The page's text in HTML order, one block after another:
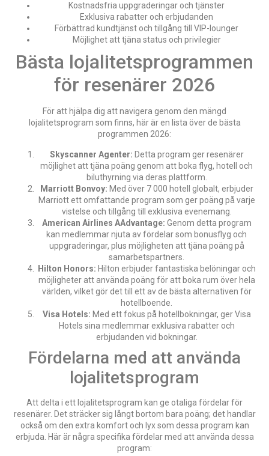
Kostnadsfria uppgraderingar och tjänster
Exklusiva rabatter och erbjudanden
Förbättrad kundtjänst och tillgång till VIP-lounger
Möjlighet att tjäna status och privilegier
Bästa lojalitetsprogrammen
för resenärer 2026
För att hjälpa dig att navigera genom den mängd
lojalitetsprogram som finns, här är en lista över de bästa
programmen 2026:
Skyscanner Agenter: Detta program ger resenärer
möjlighet att tjäna poäng genom att boka flyg, hotell och
biluthyrning via deras plattform.
Marriott Bonvoy: Med över 7 000 hotell globalt, erbjuder
Marriott ett omfattande program som ger poäng på varje
vistelse och tillgång till exklusiva evenemang.
American Airlines AAdvantage: Genom detta program
kan medlemmar njuta av fördelar som bonusflyg och
uppgraderingar, plus möjligheten att tjäna poäng på
samarbetspartners.
Hilton Honors: Hilton erbjuder fantastiska belöningar och
möjligheter att använda poäng för att boka rum över hela
världen, vilket gör det till ett av de bästa alternativen för
hotellboende.
Visa Hotels: Med ett fokus på hotellbokningar, ger Visa
Hotels sina medlemmar exklusiva rabatter och
erbjudanden vid bokningar.
Fördelarna med att använda
lojalitetsprogram
Att delta i ett lojalitetsprogram kan ge otaliga fördelar för
resenärer. Det sträcker sig långt bortom bara poäng; det handlar
också om den extra komfort och lyx som dessa program kan
erbjuda. Här är några specifika fördelar med att använda dessa
program: